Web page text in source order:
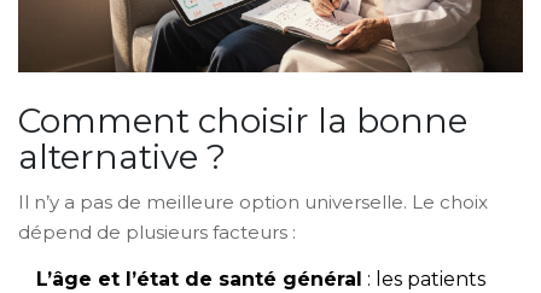
Comment choisir la bonne
alternative ?
Il n’y a pas de meilleure option universelle. Le choix
dépend de plusieurs facteurs :
L’âge et l’état de santé général : les patients